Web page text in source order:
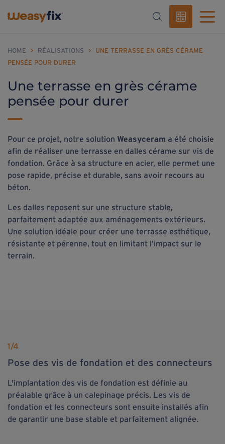
HOME > RÉALISATIONS >
UNE TERRASSE EN GRÈS CÉRAME
PENSÉE POUR DURER
Une terrasse en grès cérame
pensée pour durer
Pour ce projet, notre solution Weasyceram a été choisie
afin de réaliser une terrasse en dalles cérame sur vis de
fondation. Grâce à sa structure en acier, elle permet une
pose rapide, précise et durable, sans avoir recours au
béton.
Les dalles reposent sur une structure stable,
parfaitement adaptée aux aménagements extérieurs.
Une solution idéale pour créer une terrasse esthétique,
résistante et pérenne, tout en limitant l’impact sur le
terrain.
1/4
Pose des vis de fondation et des connecteurs
L'implantation des vis de fondation est définie au
préalable grâce à un calepinage précis. Les vis de
fondation et les connecteurs sont ensuite installés afin
de garantir une base stable et parfaitement alignée.